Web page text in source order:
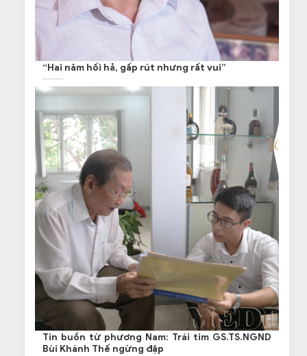
“Hai năm hối hả, gấp rút nhưng rất vui”
Tin buồn từ phương Nam: Trái tim GS.TS.NGND
Bùi Khánh Thế ngừng đập